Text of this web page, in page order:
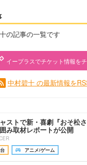
の記事の一覧です
イープラスでチケット情報をチ
中村碧十 の最新情報を
ストで新・喜劇『おそ松
み取材レポートが公開
アニメ/ゲーム